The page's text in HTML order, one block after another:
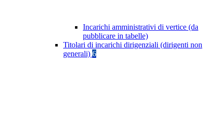
Incarichi amministrativi di vertice (da
pubblicare in tabelle)
Titolari di incarichi dirigenziali (dirigenti non
generali) 6